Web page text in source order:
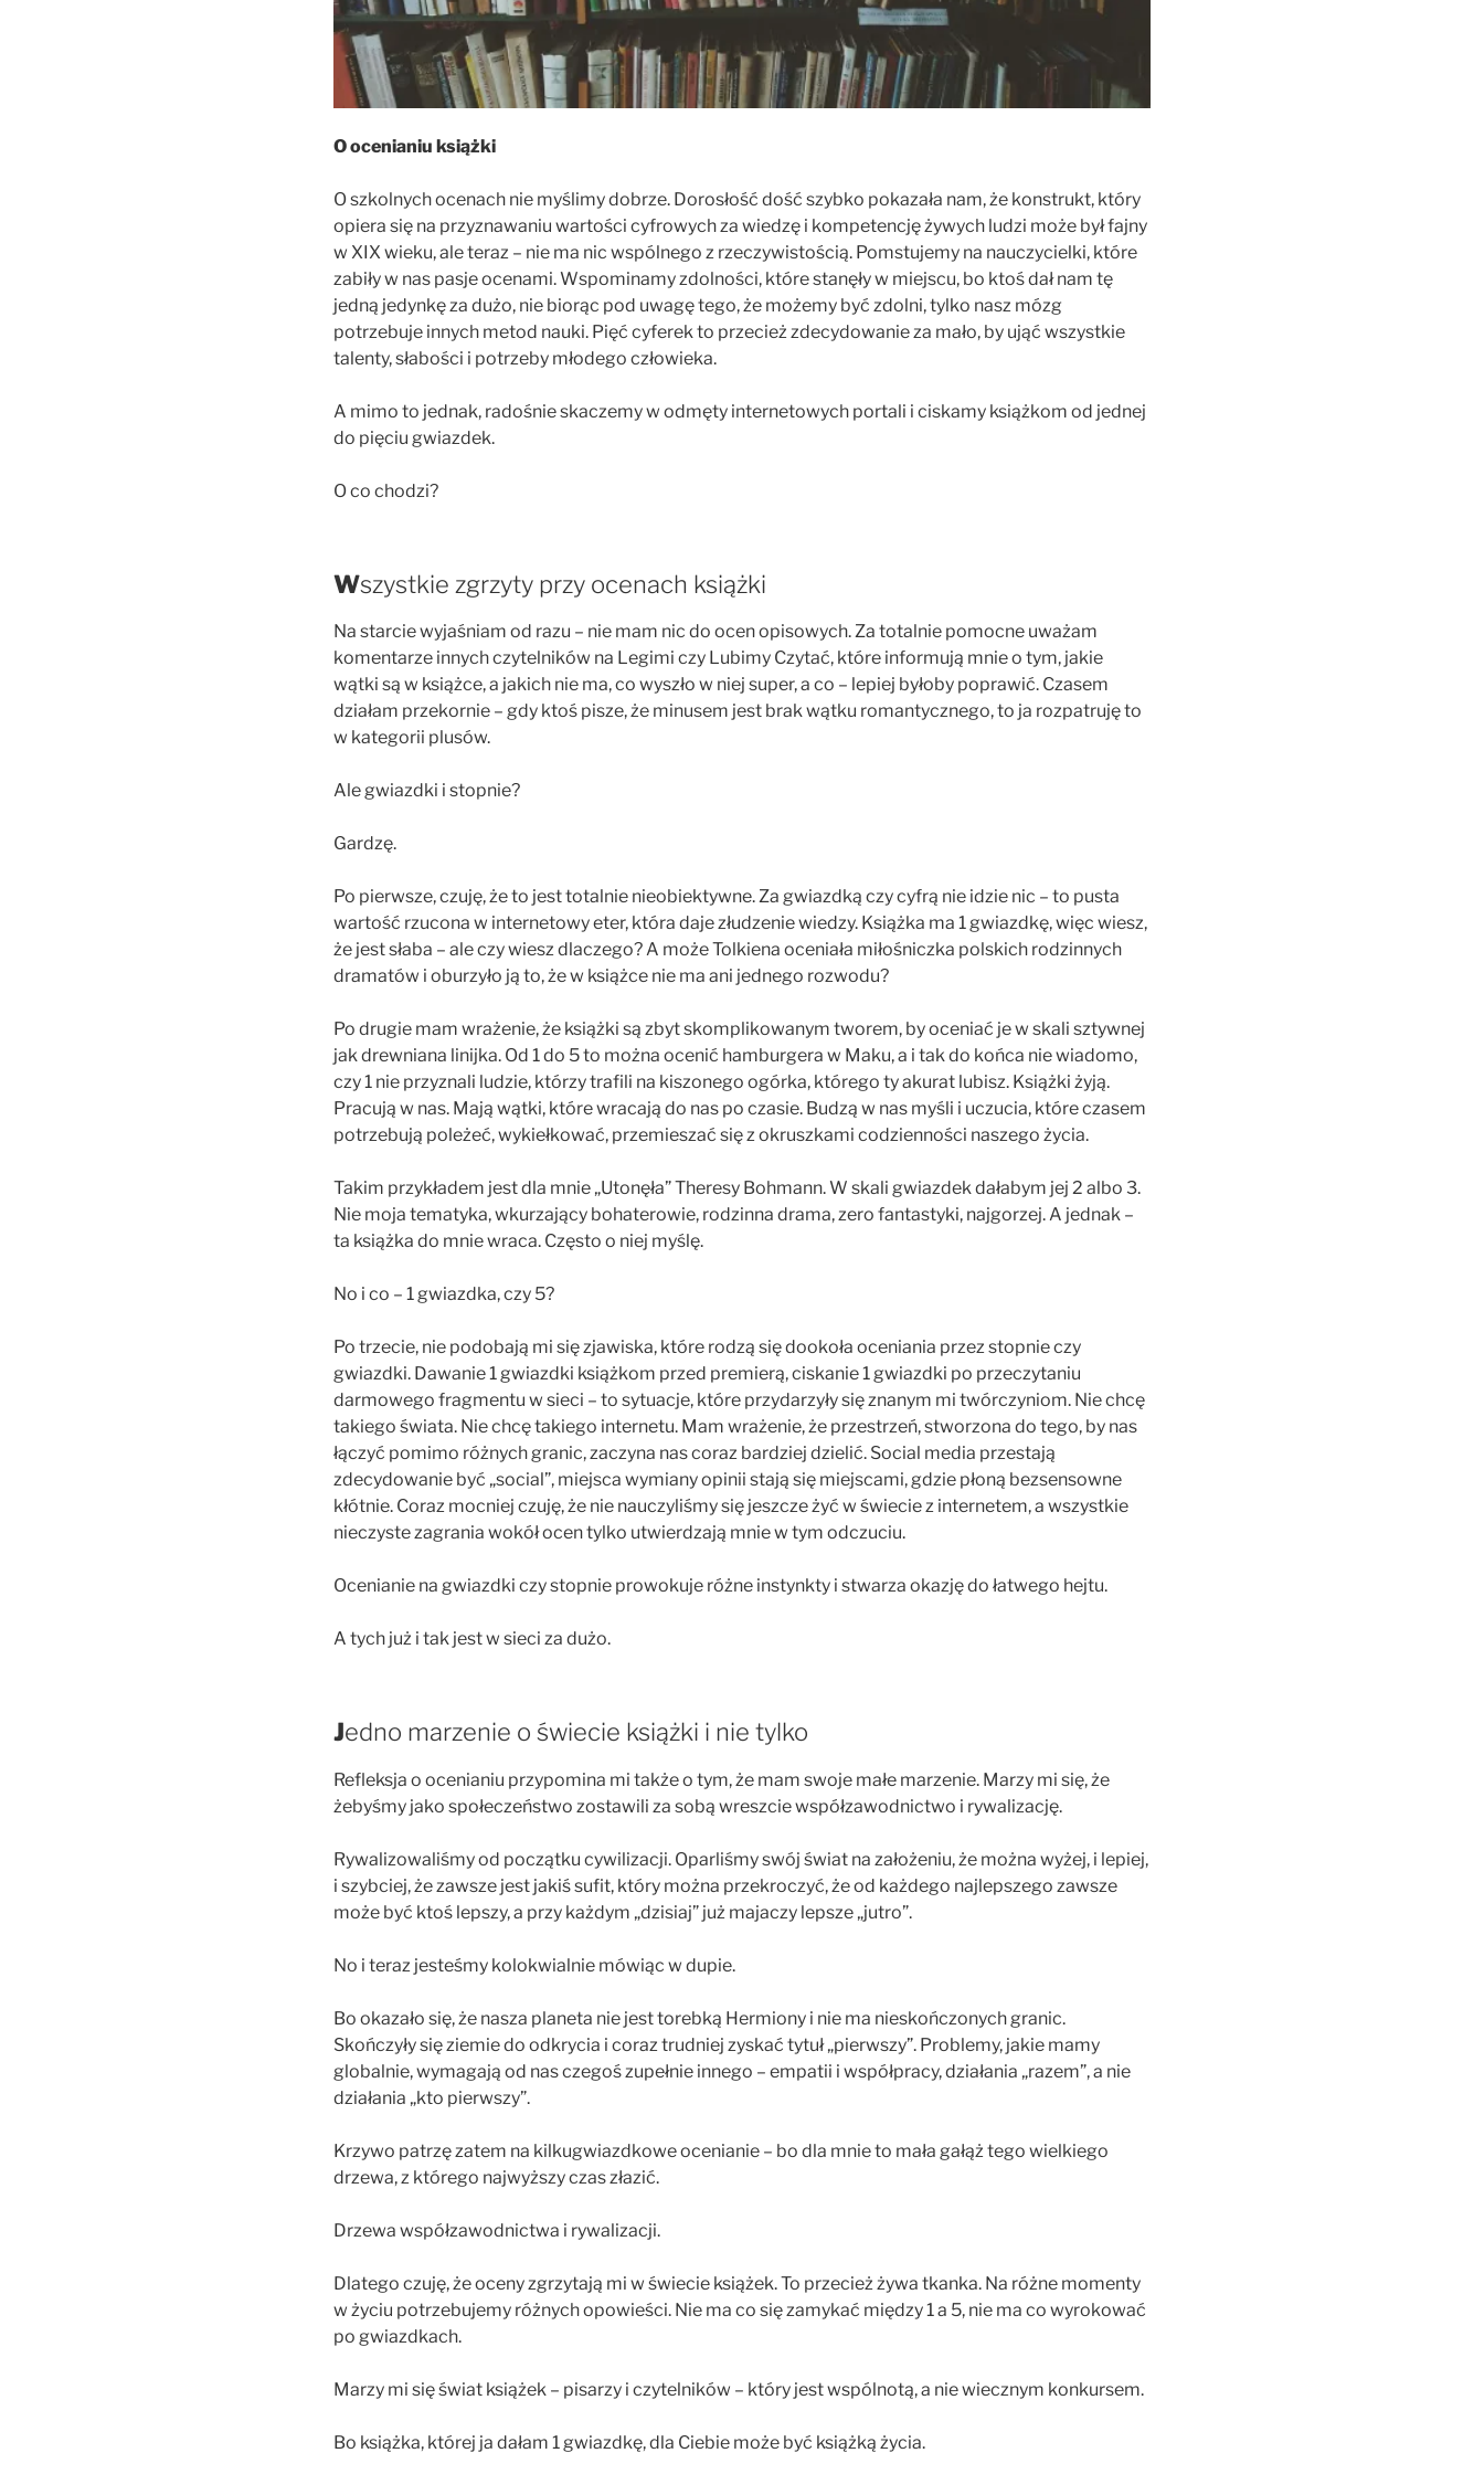
O ocenianiu książki
O szkolnych ocenach nie myślimy dobrze. Dorosłość dość szybko pokazała nam, że konstrukt, który
opiera się na przyznawaniu wartości cyfrowych za wiedzę i kompetencję żywych ludzi może był fajny
w XIX wieku, ale teraz – nie ma nic wspólnego z rzeczywistością. Pomstujemy na nauczycielki, które
zabiły w nas pasje ocenami. Wspominamy zdolności, które stanęły w miejscu, bo ktoś dał nam tę
jedną jedynkę za dużo, nie biorąc pod uwagę tego, że możemy być zdolni, tylko nasz mózg
potrzebuje innych metod nauki. Pięć cyferek to przecież zdecydowanie za mało, by ująć wszystkie
talenty, słabości i potrzeby młodego człowieka.
A mimo to jednak, radośnie skaczemy w odmęty internetowych portali i ciskamy książkom od jednej
do pięciu gwiazdek.
O co chodzi?
Wszystkie zgrzyty przy ocenach książki
Na starcie wyjaśniam od razu – nie mam nic do ocen opisowych. Za totalnie pomocne uważam
komentarze innych czytelników na Legimi czy Lubimy Czytać, które informują mnie o tym, jakie
wątki są w książce, a jakich nie ma, co wyszło w niej super, a co – lepiej byłoby poprawić. Czasem
działam przekornie – gdy ktoś pisze, że minusem jest brak wątku romantycznego, to ja rozpatruję to
w kategorii plusów.
Ale gwiazdki i stopnie?
Gardzę.
Po pierwsze, czuję, że to jest totalnie nieobiektywne. Za gwiazdką czy cyfrą nie idzie nic – to pusta
wartość rzucona w internetowy eter, która daje złudzenie wiedzy. Książka ma 1 gwiazdkę, więc wiesz,
że jest słaba – ale czy wiesz dlaczego? A może Tolkiena oceniała miłośniczka polskich rodzinnych
dramatów i oburzyło ją to, że w książce nie ma ani jednego rozwodu?
Po drugie mam wrażenie, że książki są zbyt skomplikowanym tworem, by oceniać je w skali sztywnej
jak drewniana linijka. Od 1 do 5 to można ocenić hamburgera w Maku, a i tak do końca nie wiadomo,
czy 1 nie przyznali ludzie, którzy trafili na kiszonego ogórka, którego ty akurat lubisz. Książki żyją.
Pracują w nas. Mają wątki, które wracają do nas po czasie. Budzą w nas myśli i uczucia, które czasem
potrzebują poleżeć, wykiełkować, przemieszać się z okruszkami codzienności naszego życia.
Takim przykładem jest dla mnie „Utonęła” Theresy Bohmann. W skali gwiazdek dałabym jej 2 albo 3.
Nie moja tematyka, wkurzający bohaterowie, rodzinna drama, zero fantastyki, najgorzej. A jednak –
ta książka do mnie wraca. Często o niej myślę.
No i co – 1 gwiazdka, czy 5?
Po trzecie, nie podobają mi się zjawiska, które rodzą się dookoła oceniania przez stopnie czy
gwiazdki. Dawanie 1 gwiazdki książkom przed premierą, ciskanie 1 gwiazdki po przeczytaniu
darmowego fragmentu w sieci – to sytuacje, które przydarzyły się znanym mi twórczyniom. Nie chcę
takiego świata. Nie chcę takiego internetu. Mam wrażenie, że przestrzeń, stworzona do tego, by nas
łączyć pomimo różnych granic, zaczyna nas coraz bardziej dzielić. Social media przestają
zdecydowanie być „social”, miejsca wymiany opinii stają się miejscami, gdzie płoną bezsensowne
kłótnie. Coraz mocniej czuję, że nie nauczyliśmy się jeszcze żyć w świecie z internetem, a wszystkie
nieczyste zagrania wokół ocen tylko utwierdzają mnie w tym odczuciu.
Ocenianie na gwiazdki czy stopnie prowokuje różne instynkty i stwarza okazję do łatwego hejtu.
A tych już i tak jest w sieci za dużo.
Jedno marzenie o świecie książki i nie tylko
Refleksja o ocenianiu przypomina mi także o tym, że mam swoje małe marzenie. Marzy mi się, że
żebyśmy jako społeczeństwo zostawili za sobą wreszcie współzawodnictwo i rywalizację.
Rywalizowaliśmy od początku cywilizacji. Oparliśmy swój świat na założeniu, że można wyżej, i lepiej,
i szybciej, że zawsze jest jakiś sufit, który można przekroczyć, że od każdego najlepszego zawsze
może być ktoś lepszy, a przy każdym „dzisiaj” już majaczy lepsze „jutro”.
No i teraz jesteśmy kolokwialnie mówiąc w dupie.
Bo okazało się, że nasza planeta nie jest torebką Hermiony i nie ma nieskończonych granic.
Skończyły się ziemie do odkrycia i coraz trudniej zyskać tytuł „pierwszy”. Problemy, jakie mamy
globalnie, wymagają od nas czegoś zupełnie innego – empatii i współpracy, działania „razem”, a nie
działania „kto pierwszy”.
Krzywo patrzę zatem na kilkugwiazdkowe ocenianie – bo dla mnie to mała gałąż tego wielkiego
drzewa, z którego najwyższy czas złazić.
Drzewa współzawodnictwa i rywalizacji.
Dlatego czuję, że oceny zgrzytają mi w świecie książek. To przecież żywa tkanka. Na różne momenty
w życiu potrzebujemy różnych opowieści. Nie ma co się zamykać między 1 a 5, nie ma co wyrokować
po gwiazdkach.
Marzy mi się świat książek – pisarzy i czytelników – który jest wspólnotą, a nie wiecznym konkursem.
Bo książka, której ja dałam 1 gwiazdkę, dla Ciebie może być książką życia.